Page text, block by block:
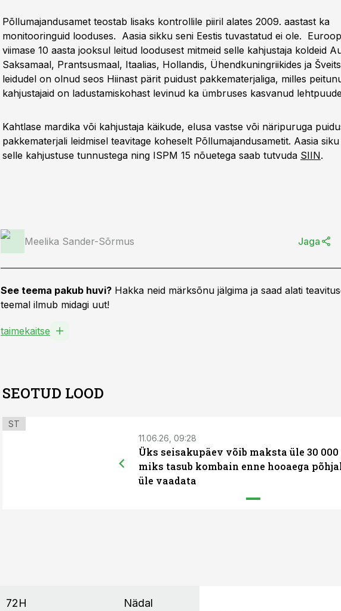
Põllumajandusamet teostab lisaks kontrollile piiril alates 2009. aastast ka
monitooringuid looduses. Aasia sikku seni Eestis tuvastatud ei ole.
viimase 10 aasta jooksul leitud loodusest mitmeid selle kahjustaja koldeid
Saksamaal, Prantsusmaal, Itaalias, Hollandis, Ühendkuningriikides ja
leidudel on olnud seos Hiinast pärit puidust pakkematerjaliga, milles
kahjustajaid on ladustamiskohast levinud ka ümbruses kasvanud
Kahtlase mardika või kahjustaja käikude, elusa vastse või näripuruga
pakkematerjali leidmisel teavitage koheselt Põllumajandusametit. Aasia
selle kahjustuse tunnustega ning ISPM 15 nõuetega saab tutvuda SIIN.
Meelika Sander-Sõrmus Jaga
See teema pakub huvi? Hakka neid märksõnu jälgima ja saad alati
teemal ilmub midagi uut!
taimekaitse
SEOTUD LOOD
ST
11.06.26, 09:28
Üks seisakupäev võib maksta üle 30 000
miks tasub kombain enne hooaega
üle vaadata
72H Nädal